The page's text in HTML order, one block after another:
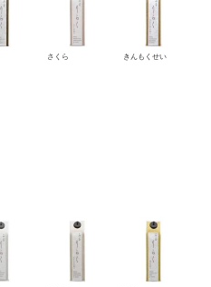
さくら きんもくせい